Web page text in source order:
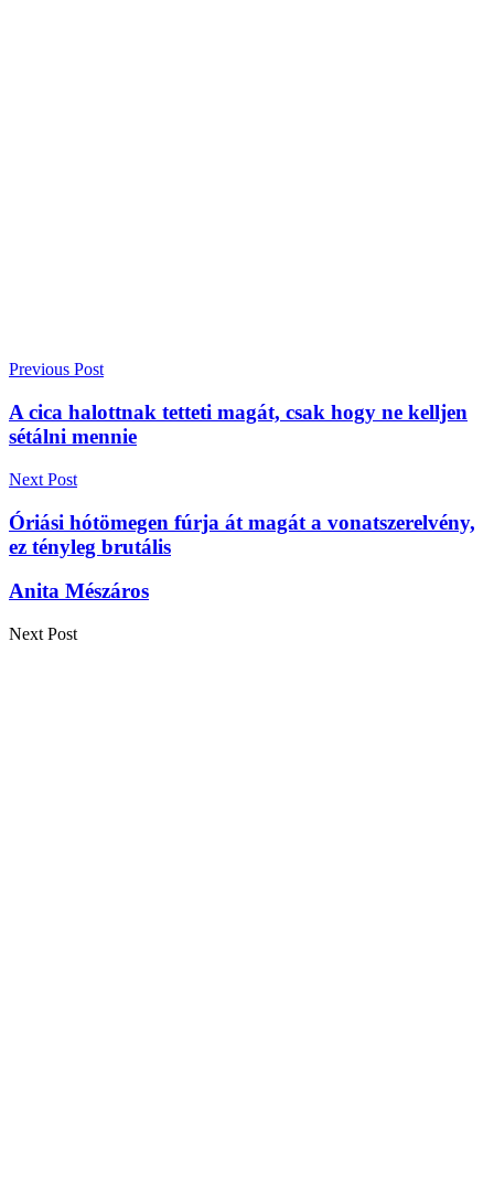
Previous Post
A cica halottnak tetteti magát, csak hogy ne kelljen
sétálni mennie
Next Post
Óriási hótömegen fúrja át magát a vonatszerelvény,
ez tényleg brutális
Anita Mészáros
Next Post